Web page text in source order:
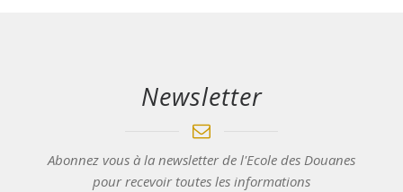
Newsletter
Abonnez vous à la newsletter de l'Ecole des Douanes
pour recevoir toutes les informations